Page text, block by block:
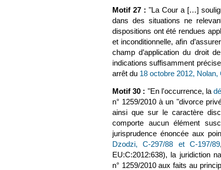
Motif 27 :"La Cour a […]
dans des situations ne
dispositions ont été rendues
et inconditionnelle, afin
champ d’application du droit
indications suffisamment
arrêt du 18 octobre 2012, Nolan,
Motif 30 : "En l'occurrence, la
n° 1259/2010 à un "divorce
ainsi que sur le caractère
comporte aucun élément
jurisprudence énoncée aux
Dzodzi, C‑297/88 et C‑197/89
EU:C:2012:638), la juridiction
n° 1259/2010 aux faits au